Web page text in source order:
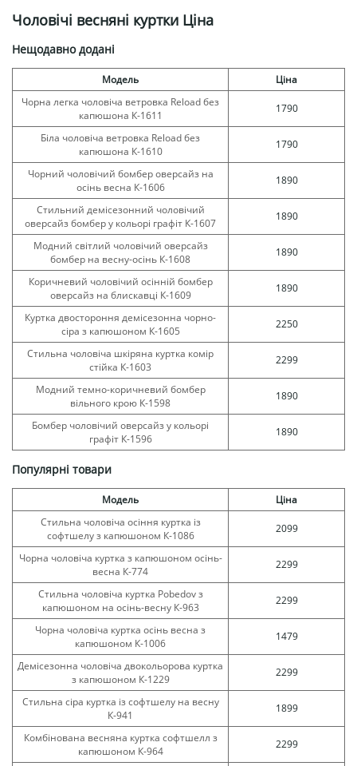
Чоловічі весняні куртки Ціна
Нещодавно додані
Модель
Ціна
Чорна легка чоловіча ветровка Reload без
капюшона К-1611
1790
Біла чоловіча ветровка Reload без
капюшона К-1610
1790
Чорний чоловічий бомбер оверсайз на
осінь весна К-1606
1890
Стильний демісезонний чоловічий
оверсайз бомбер у кольорі графіт К-1607
1890
Модний світлий чоловічий оверсайз
бомбер на весну-осінь К-1608
1890
Коричневий чоловічий осінній бомбер
оверсайз на блискавці К-1609
1890
Куртка двостороння демісезонна чорно-
сіра з капюшоном К-1605
2250
Стильна чоловіча шкіряна куртка комір
стійка К-1603
2299
Модний темно-коричневий бомбер
вільного крою К-1598
1890
Бомбер чоловічий оверсайз у кольорі
графіт К-1596
1890
Популярні товари
Модель
Ціна
Стильна чоловіча осіння куртка із
софтшелу з капюшоном К-1086
2099
Чорна чоловіча куртка з капюшоном осінь-
весна К-774
2299
Стильна чоловіча куртка Pobedov з
капюшоном на осінь-весну К-963
2299
Чорна чоловіча куртка осінь весна з
капюшоном К-1006
1479
Демісезонна чоловіча двокольорова куртка
з капюшоном К-1229
2299
Стильна сіра куртка із софтшелу на весну
К-941
1899
Комбінована весняна куртка софтшелл з
капюшоном К-964
2299